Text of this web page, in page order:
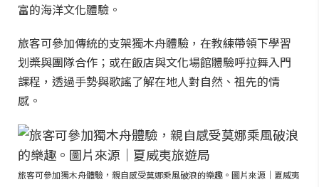
富的海洋文化體驗。
旅客可參加傳統的支架獨木舟體驗，在教練帶領下學習
划槳與團隊合作；或在飯店與文化場館體驗呼拉舞入門
課程，透過手勢與歌謠了解在地人對自然、祖先的情
感。
旅客可參加獨木舟體驗，親自感受莫娜乘風破浪的樂趣。圖片來源｜夏威夷